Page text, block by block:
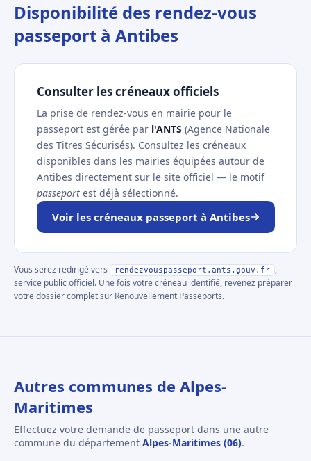
Disponibilité des rendez-vous
passeport à Antibes
Consulter les créneaux officiels
La prise de rendez-vous en mairie pour le
passeport est gérée par l'ANTS (Agence Nationale
des Titres Sécurisés). Consultez les créneaux
disponibles dans les mairies équipées autour de
Antibes directement sur le site officiel — le motif
passeport est déjà sélectionné.
Voir les créneaux passeport à Antibes
Vous serez redirigé vers rendezvouspasseport.ants.gouv.fr
,
service public officiel. Une fois votre créneau identifié, revenez préparer
votre dossier complet sur Renouvellement Passeports.
Autres communes de Alpes-
Maritimes
Effectuez votre demande de passeport dans une autre
commune du département Alpes-Maritimes (06).